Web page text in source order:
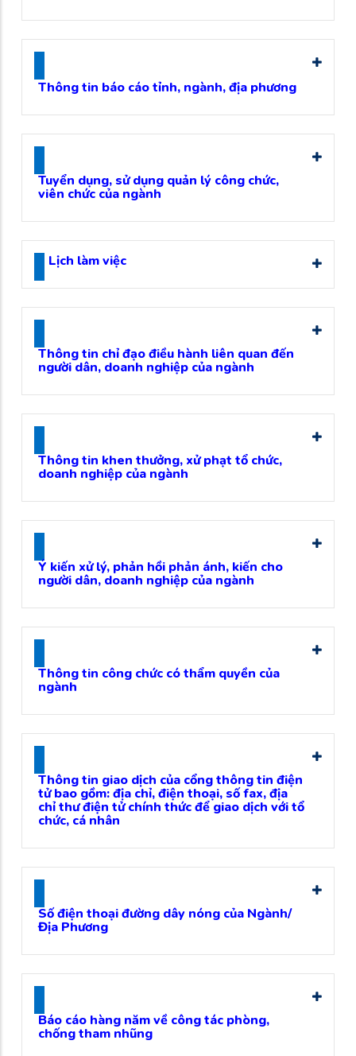
Thông tin báo cáo tỉnh, ngành, địa phương
Tuyển dụng, sử dụng quản lý công chức,
viên chức của ngành
Lịch làm việc
Thông tin chỉ đạo điều hành liên quan đến
người dân, doanh nghiệp của ngành
Thông tin khen thưởng, xử phạt tổ chức,
doanh nghiệp của ngành
Ý kiến xử lý, phản hồi phản ánh, kiến cho
người dân, doanh nghiệp của ngành
Thông tin công chức có thẩm quyền của
ngành
Thông tin giao dịch của cổng thông tin điện
tử bao gồm: địa chỉ, điện thoại, số fax, địa
chỉ thư điện tử chính thức để giao dịch với tổ
chức, cá nhân
Số điện thoại đường dây nóng của Ngành/
Địa Phương
Báo cáo hàng năm về công tác phòng,
chống tham nhũng